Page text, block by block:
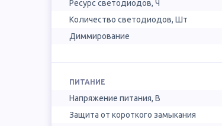
Ресурс светодиодов, Ч
Количество светодиодов, Шт
Диммирование
ПИТАНИЕ
Напряжение питания, В
Защита от короткого замыкания